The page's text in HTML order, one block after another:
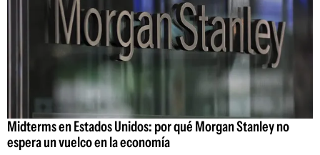
Midterms en Estados Unidos: por qué Morgan Stanley no
espera un vuelco en la economía